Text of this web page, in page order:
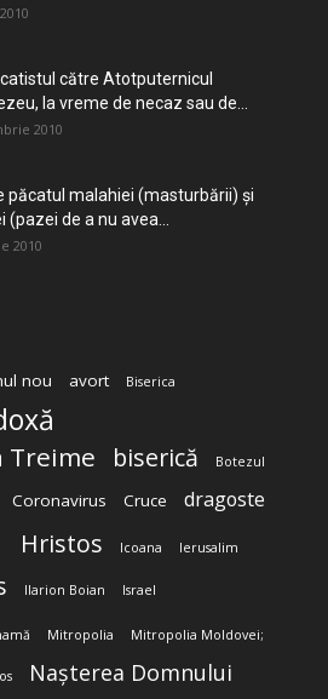
către Atotputernicul
la vreme de necaz sau de...
2010
păcatul malahiei (masturbării) şi
(pazei de a nu avea...
2010
nou avort Biserica
Treime biserică Botezul
Coronavirus Cruce dragoste
Hristos Icoana Ierusalim
Ilarion Boian Israel
Mitropolia Mitropolia Moldovei;
Nașterea Domnului